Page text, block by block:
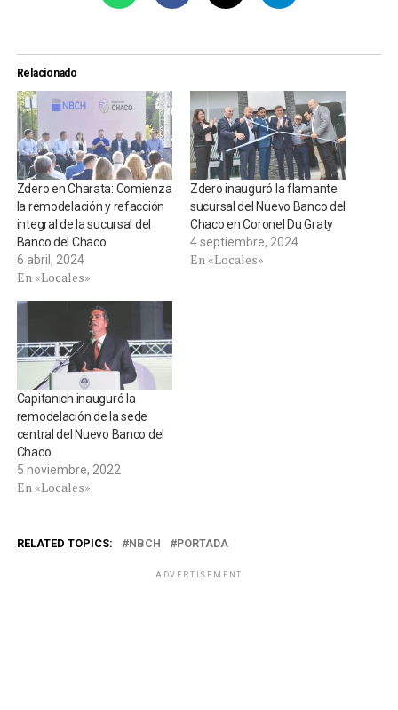
Relacionado
Zdero en Charata: Comienza
la remodelación y refacción
integral de la sucursal del
Banco del Chaco
6 abril, 2024
En «Locales»
Zdero inauguró la flamante
sucursal del Nuevo Banco del
Chaco en Coronel Du Graty
4 septiembre, 2024
En «Locales»
Capitanich inauguró la
remodelación de la sede
central del Nuevo Banco del
Chaco
5 noviembre, 2022
En «Locales»
RELATED TOPICS: NBCH PORTADA
ADVERTISEMENT